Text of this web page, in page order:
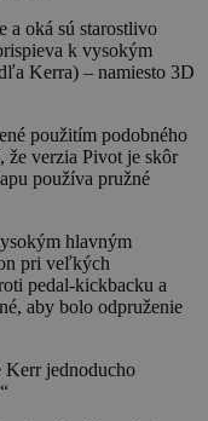
a oká sú starostlivo
k vysokým
Kerra) – namiesto 3D
použitím podobného
verzia Pivot je skôr
používa pružné
hlavným
pri veľkých
pedal-kickbacku a
aby bolo odpruženie
Kerr jednoducho